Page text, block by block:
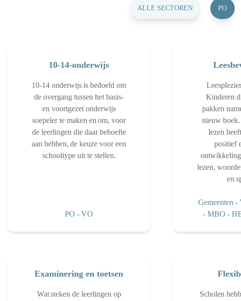
ALLE SECTOREN PO
10-14-onderwijs
10-14 onderwijs is bedoeld om
de overgang tussen het basis-
en voortgezet onderwijs
soepeler te maken en om, voor
de leerlingen die daar behoefte
aan hebben, de keuze voor een
schooltype uit te stellen.
PO - VO
Kinderen
pakken
nieuw boek.
lezen
positief
lezen,
en
Gemeenten -
- MBO -
Examinering en toetsen
Wat steken de leerlingen op
Scholen